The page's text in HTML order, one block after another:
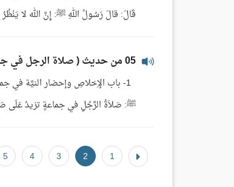
قَالَ: قالَ رَسُولُ اللهِ ﷺ: إِنَّ الله لا
05 من حديث ( صلاة الرجل في جماعة تزيد على صلاته في سوقه وبيته بضعاً وعشرين درجة.. )
ﷺ: صَلاَةُ الرَّجُلِ في جماعةٍ تزيدُ عَلَى
1
2
3
4
5